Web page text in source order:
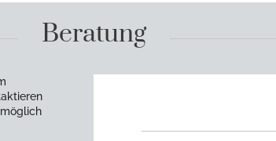
Beratung